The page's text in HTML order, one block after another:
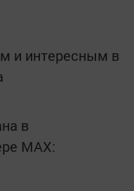
и интересным в
в
MАХ: